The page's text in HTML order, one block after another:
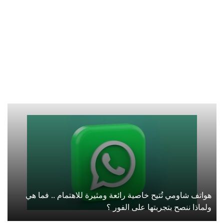
هواتف شاومي تُتيح خاصية رائعة ومثيرة للاهتمام .. فما هي
ولماذا ننصح بتجربتها على الفور ؟